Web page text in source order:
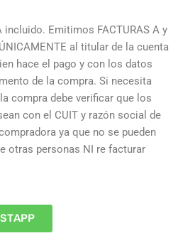
incluido. Emitimos FACTURAS A y
al titular de la cuenta
hace el pago y con los datos
de la compra. Si necesita
compra debe verificar que los
con el CUIT y razón social de
ya que no se pueden
otras personas NI re facturar